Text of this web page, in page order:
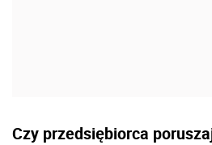
Czy przedsiębiorca